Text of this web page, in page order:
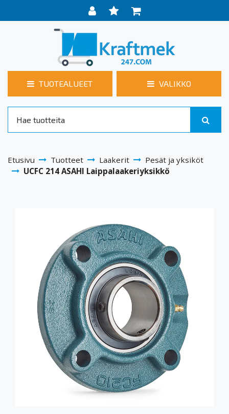
TUOTEALUEET VALIKKO
Etusivu Tuotteet Laakerit
Pesät ja yksiköt
UCFC 214 ASAHI Laippalaakeriyksikkö